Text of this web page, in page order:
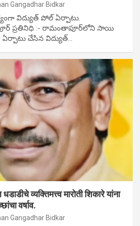
Gangadhar Bidkar
విద్యుత్ పోల్ ఏర్పాటు.
ప్రతినిధి :- రామంతాపూర్‌లోని సాయి
ఏర్పాటు చేసిన విద్యుత్…
व्यक्तिमत्त्व मारोती शिकारे यांना
वर्षाव.
Gangadhar Bidkar